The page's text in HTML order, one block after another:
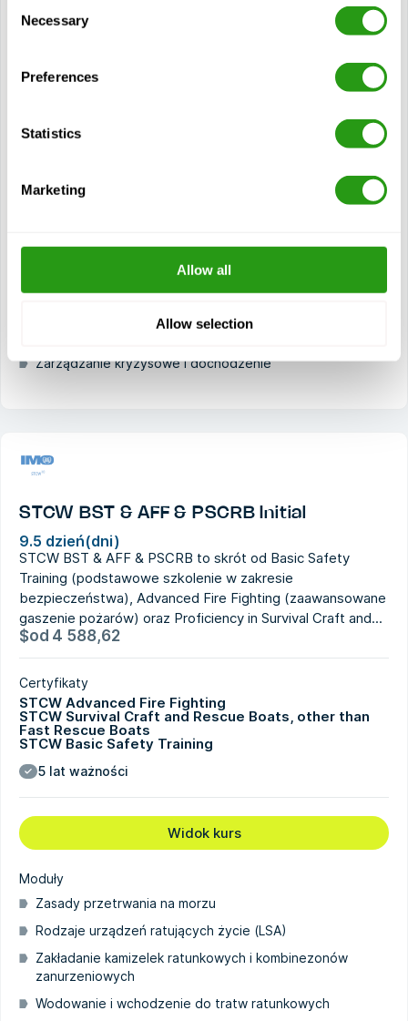
Selection
Necessary
Preferences
Statistics
Marketing
Allow all
Allow selection
Zapobieganie zanieczyszczeniom i obowiązki na statku
Zagrożenia pożarowe na statku
Zarządzanie kryzysowe i dochodzenie
STCW BST & AFF & PSCRB Initial
9.5 dzień(dni)
STCW BST & AFF & PSCRB to skrót od Basic Safety
Training (podstawowe szkolenie w zakresie
bezpieczeństwa), Advanced Fire Fighting (zaawansowane
gaszenie pożarów) oraz Proficiency in Survival Craft and...
$od 4 588,62
Certyfikaty
STCW Advanced Fire Fighting
STCW Survival Craft and Rescue Boats, other than
Fast Rescue Boats
STCW Basic Safety Training
5 lat ważności
Widok kurs
Moduły
Zasady przetrwania na morzu
Rodzaje urządzeń ratujących życie (LSA)
Zakładanie kamizelek ratunkowych i kombinezonów
zanurzeniowych
Wodowanie i wchodzenie do tratw ratunkowych